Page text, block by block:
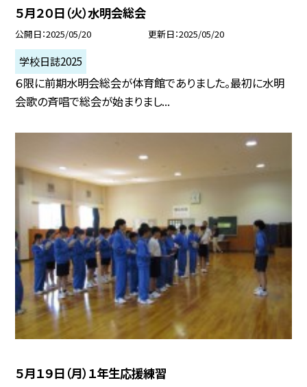
５月２０日（火）水明会総会
公開日 2025/05/20 更新日 2025/05/20
学校日誌2025
６限に前期水明会総会が体育館でありました。最初に水明
会歌の斉唱で総会が始まりまし...
５月１９日（月）１年生応援練習